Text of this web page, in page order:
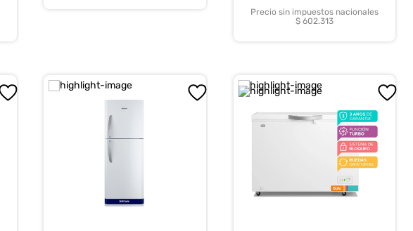
Precio sin impuestos nacionales
$ 602.313